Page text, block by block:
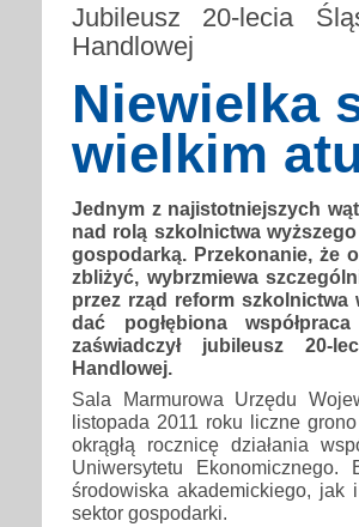
Jubileusz 20-lecia
Handlowej
Niewielka
wielkim
Jednym z najistotniejszych
nad rolą szkolnictwa
gospodarką. Przekonanie, że
zbliżyć, wybrzmiewa
przez rząd reform
dać pogłębiona
zaświadczył jubileusz 20-
Handlowej.
Sala Marmurowa Urzędu
listopada 2011 roku liczne
okrągłą rocznicę działania
Uniwersytetu
środowiska akademickiego, jak
sektor gospodarki.